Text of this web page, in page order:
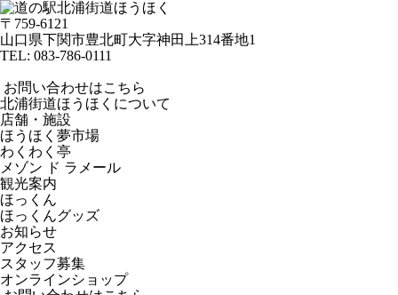
〒759-6121
山口県下関市豊北町大字神田上314番地1
TEL: 083-786-0111
お問い合わせはこちら
北浦街道ほうほくについて
店舗・施設
ほうほく夢市場
わくわく亭
メゾン ド ラメール
観光案内
ほっくん
ほっくんグッズ
お知らせ
アクセス
スタッフ募集
オンラインショップ